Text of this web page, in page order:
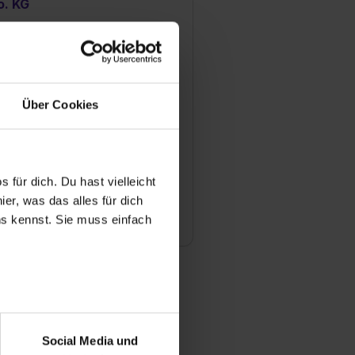
Über Cookies
für dich. Du hast vielleicht
was das alles für dich
kennst. Sie muss einfach
bei Benutzung der
zu analysieren
Social Media und
KG
200